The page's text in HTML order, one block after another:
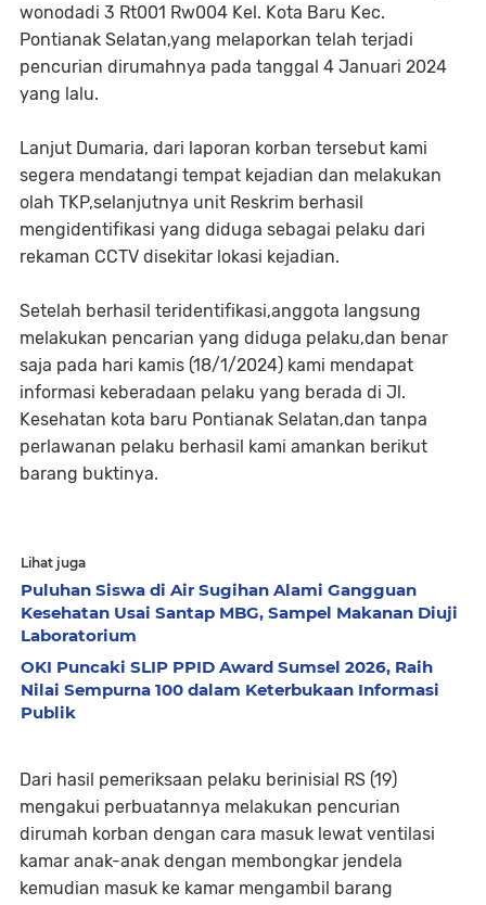
wonodadi 3 Rt001 Rw004 Kel. Kota Baru Kec.
Pontianak Selatan,yang melaporkan telah terjadi
pencurian dirumahnya pada tanggal 4 Januari 2024
yang lalu.
Lanjut Dumaria, dari laporan korban tersebut kami
segera mendatangi tempat kejadian dan melakukan
olah TKP,selanjutnya unit Reskrim berhasil
mengidentifikasi yang diduga sebagai pelaku dari
rekaman CCTV disekitar lokasi kejadian.
Setelah berhasil teridentifikasi,anggota langsung
melakukan pencarian yang diduga pelaku,dan benar
saja pada hari kamis (18/1/2024) kami mendapat
informasi keberadaan pelaku yang berada di Jl.
Kesehatan kota baru Pontianak Selatan,dan tanpa
perlawanan pelaku berhasil kami amankan berikut
barang buktinya.
Lihat juga
Puluhan Siswa di Air Sugihan Alami Gangguan
Kesehatan Usai Santap MBG, Sampel Makanan Diuji
Laboratorium
OKI Puncaki SLIP PPID Award Sumsel 2026, Raih
Nilai Sempurna 100 dalam Keterbukaan Informasi
Publik
Dari hasil pemeriksaan pelaku berinisial RS (19)
mengakui perbuatannya melakukan pencurian
dirumah korban dengan cara masuk lewat ventilasi
kamar anak-anak dengan membongkar jendela
kemudian masuk ke kamar mengambil barang